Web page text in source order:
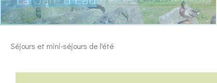
Séjours et mini-séjours de l'été